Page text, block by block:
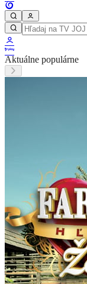
Aktuálne populárne